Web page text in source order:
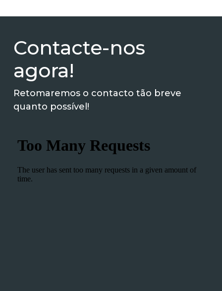
Contacte-nos
agora!
Retomaremos o contacto tão breve
quanto possível!